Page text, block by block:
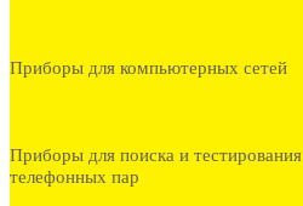
Приборы для компьютерных сетей
Приборы для поиска и тестирования
телефонных пар